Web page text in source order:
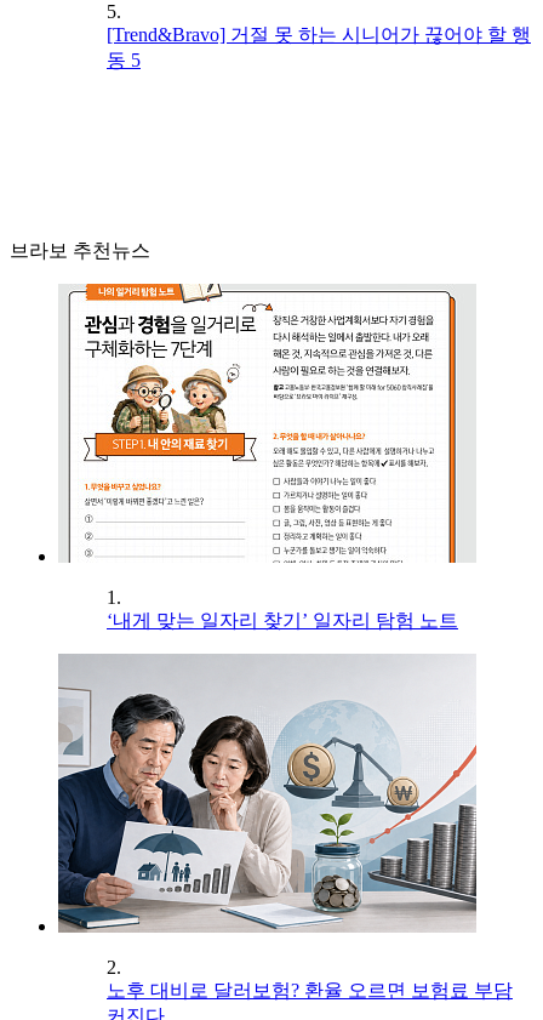
5.
[Trend&Bravo] 거절 못 하는 시니어가 끊어야 할 행
동 5
브라보 추천뉴스
1.
‘내게 맞는 일자리 찾기’ 일자리 탐험 노트
2.
노후 대비로 달러보험? 환율 오르면 보험료 부담